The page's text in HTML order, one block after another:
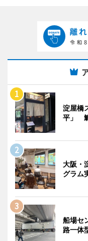
淀屋橋
平」
大阪・
グラム
船場セ
路一体